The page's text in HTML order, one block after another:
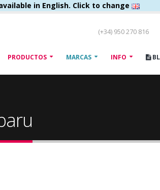
in English. Click to change
(+34) 950 270 816
PRODUCTOS MARCAS INFO